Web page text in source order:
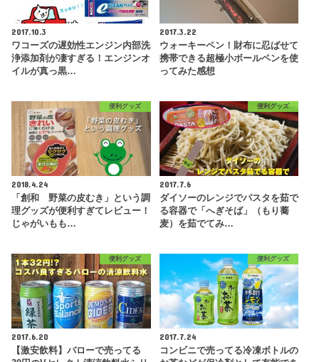
2017.10.3
ワコーズの遅効性エンジン内部洗
浄添加剤が凄すぎる！エンジンオ
イルが真っ黒…
2017.3.22
ウォーキーペン！財布に忍ばせて
携帯できる超極小ボールペンを使
ってみた感想
便利グッズ
2018.4.24
「創和 野菜の皮むき」という調
理グッズが便利すぎてレビュー！
じゃがいもも…
便利グッズ
2017.7.6
ダイソーのレンジでパスタを茹で
る容器で「へぎそば」（もり蕎
麦）を茹でてみ…
便利グッズ
2017.6.20
【激安飲料】バローで売ってる
便利グッズ
2017.7.24
コンビニで売ってる冷凍ボトルの